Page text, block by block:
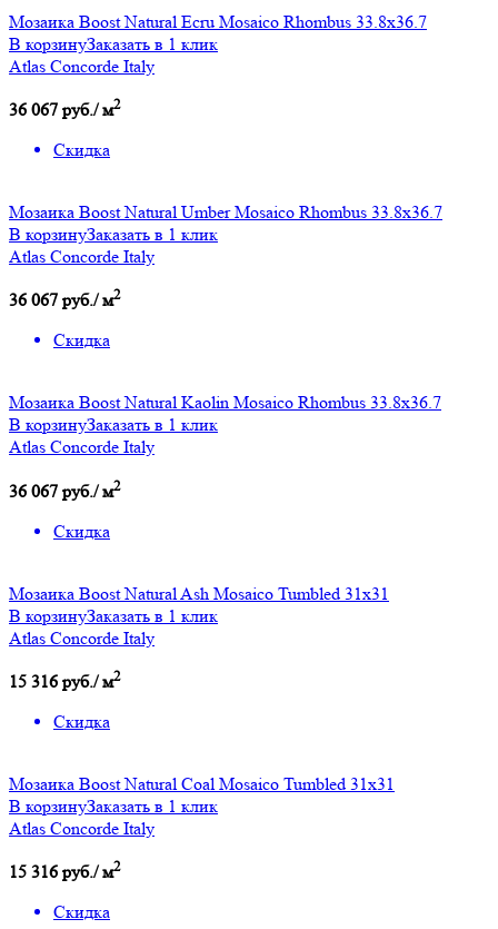
Мозаика Boost Natural Ecru Mosaico Rhombus 33.8x36.7
В корзинуЗаказать в 1 клик
Atlas Concorde Italy
36 067 руб./ м2
Скидка
Мозаика Boost Natural Umber Mosaico Rhombus 33.8x36.7
В корзинуЗаказать в 1 клик
Atlas Concorde Italy
36 067 руб./ м2
Скидка
Мозаика Boost Natural Kaolin Mosaico Rhombus 33.8x36.7
В корзинуЗаказать в 1 клик
Atlas Concorde Italy
36 067 руб./ м2
Скидка
Мозаика Boost Natural Ash Mosaico Tumbled 31x31
В корзинуЗаказать в 1 клик
Atlas Concorde Italy
15 316 руб./ м2
Скидка
Мозаика Boost Natural Coal Mosaico Tumbled 31x31
В корзинуЗаказать в 1 клик
Atlas Concorde Italy
15 316 руб./ м2
Скидка